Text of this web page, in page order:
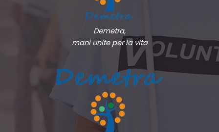
Demetra,
mani unite per la vita